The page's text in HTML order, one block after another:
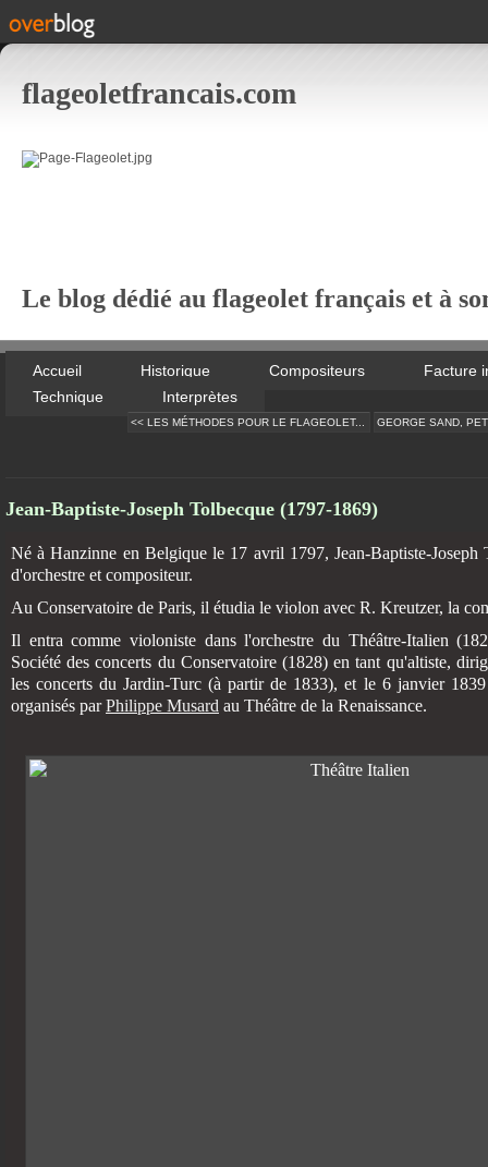
flageoletfrancais.com
Le blog dédié au flageolet français et à
Accueil Historique Compositeurs
Facture
Technique
Interprètes
<< LES MÉTHODES POUR LE FLAGEOLET... GEORGE SAND,
Jean-Baptiste-Joseph Tolbecque (1797-1869)
Né à Hanzinne en Belgique le 17 avril 1797, Jean-Baptiste-
d'orchestre et compositeur.
Au Conservatoire de Paris, il étudia le violon avec R. Kreutzer, la
Il entra comme violoniste dans l'orchestre du Théâtre-Italien
Société des concerts du Conservatoire (1828) en tant qu'altiste,
les concerts du Jardin-Turc (à partir de 1833), et le 6 janvier
organisés parPhilippe Musard au Théâtre de la Renaissance.